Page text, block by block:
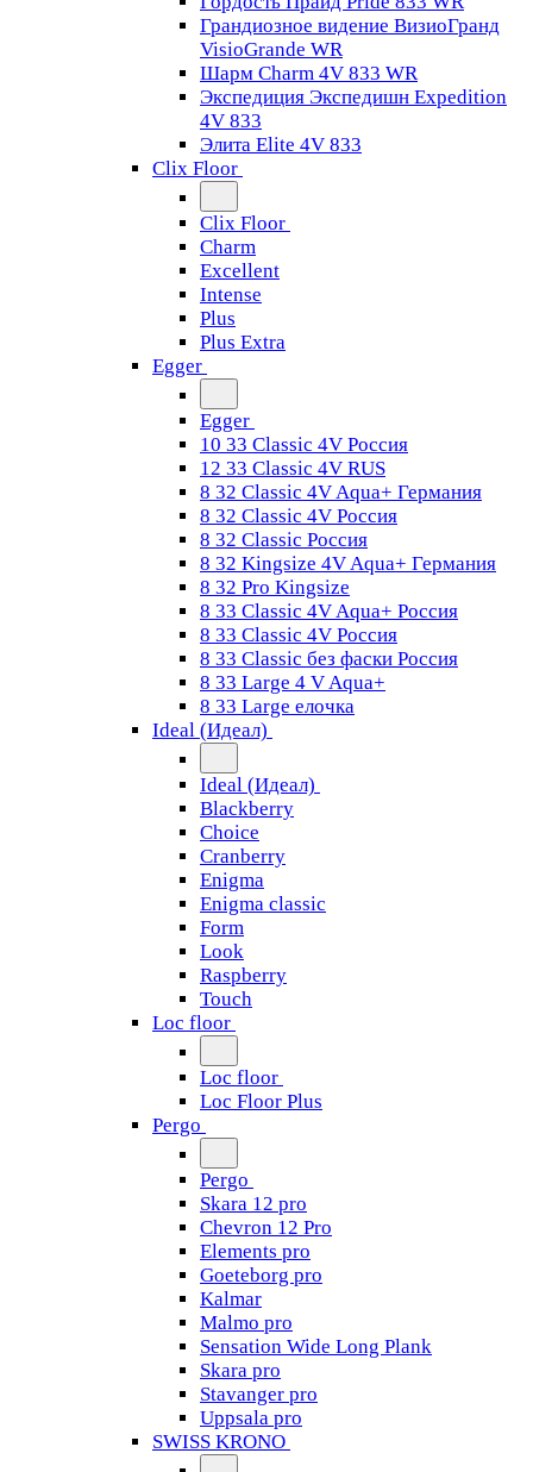
Грандиозное видение ВизиоГранд
VisioGrande WR
Шарм Charm 4V 833 WR
Экспедиция Экспедишн Expedition
4V 833
Элита Elite 4V 833
Clix Floor
Clix Floor
Charm
Excellent
Intense
Plus
Plus Extra
Egger
Egger
10 33 Classic 4V Россия
12 33 Classic 4V RUS
8 32 Classic 4V Aqua+ Германия
8 32 Classic 4V Россия
8 32 Classic Россия
8 32 Kingsize 4V Aqua+ Германия
8 32 Pro Kingsize
8 33 Classic 4V Aqua+ Россия
8 33 Classic 4V Россия
8 33 Classic без фаски Россия
8 33 Large 4 V Aqua+
8 33 Large елочка
Ideal (Идеал)
Ideal (Идеал)
Blackberry
Choice
Cranberry
Enigma
Enigma classic
Form
Look
Raspberry
Touch
Loc floor
Loc floor
Loc Floor Plus
Pergo
Pergo
Skara 12 pro
Chevron 12 Pro
Elements pro
Goeteborg pro
Kalmar
Malmo pro
Sensation Wide Long Plank
Skara pro
Stavanger pro
Uppsala pro
SWISS KRONO